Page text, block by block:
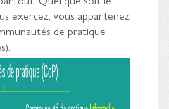
exercez, vous appartenez
de pratique